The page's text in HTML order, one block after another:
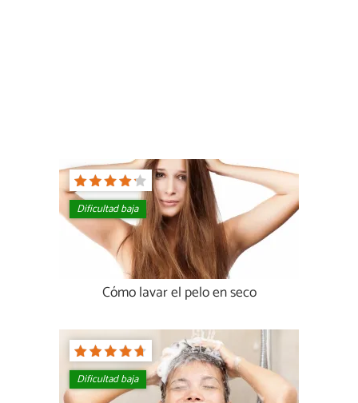
Dificultad baja
Cómo lavar el pelo en seco
Dificultad baja